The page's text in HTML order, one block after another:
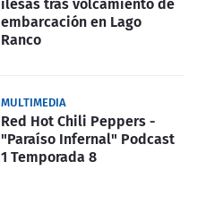
ilesas tras volcamiento de
embarcación en Lago
Ranco
MULTIMEDIA
Red Hot Chili Peppers -
"Paraíso Infernal" Podcast
1 Temporada 8